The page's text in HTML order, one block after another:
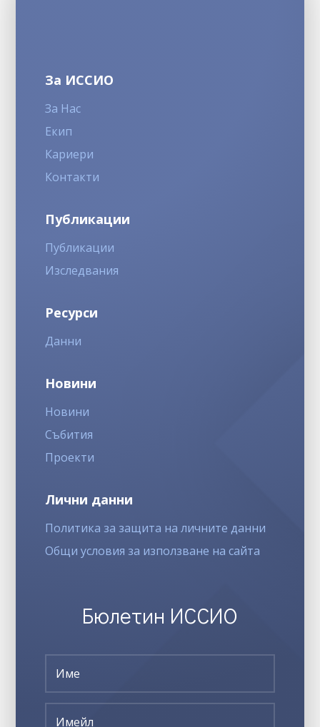
За ИССИО
За Нас
Екип
Кариери
Контакти
Публикации
Публикации
Изследвания
Ресурси
Данни
Новини
Новини
Събития
Проекти
Лични данни
Политика за защита на личните данни
Общи условия за използване на сайта
Бюлетин ИССИО